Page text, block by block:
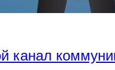
канал